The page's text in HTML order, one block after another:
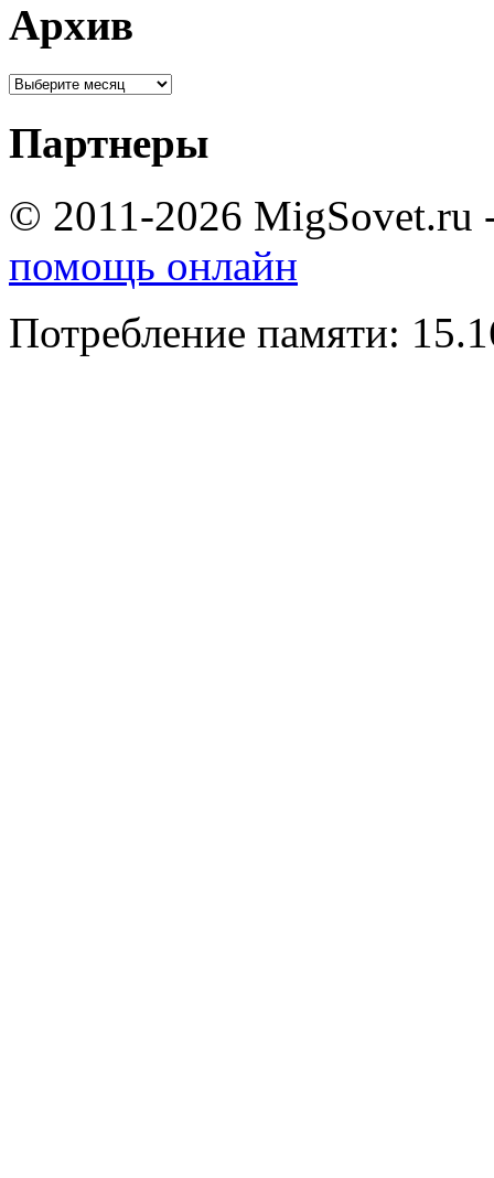
Архив
Партнеры
© 2011-2026 MigSovet.ru
помощь онлайн
Потребление памяти: